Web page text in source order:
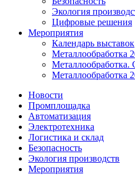
Экология
Цифровые решения
Мероприятия
Календарь выставок
Металлообработка
Металлообработка.
Металлообработка
Новости
Промплощадка
Автоматизация
Электротехника
Логистика и склад
Безопасность
Экология производств
Мероприятия